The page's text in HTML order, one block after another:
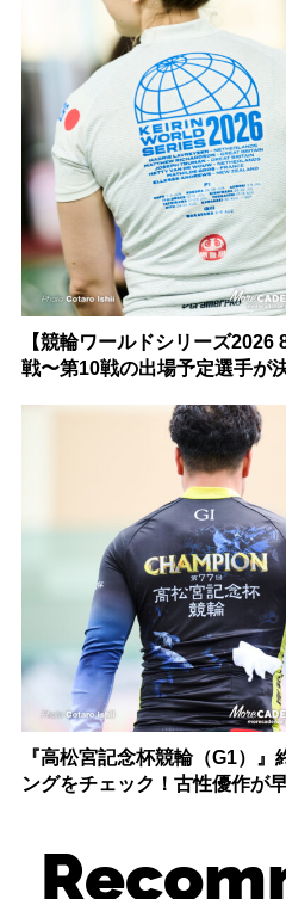
【競輪ワールドシリーズ
戦〜第10戦の出場予定選手が
『高松宮記念杯競輪（G1）
ングをチェック！古性優作が